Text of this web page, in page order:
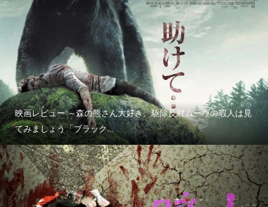
映画レビュー ～森の熊さん大好き、駆除反対ムーヴの暇人は見
てみましょう「ブラック...